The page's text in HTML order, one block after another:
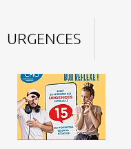
URGENCES